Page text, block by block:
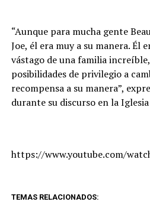
“Aunque para mucha gente
Joe, él era muy a su manera. Él
vástago de una familia
posibilidades de privilegio a
recompensa a su manera”,
durante su discurso en la
https://www.youtube.com/
TEMAS RELACIONADOS: